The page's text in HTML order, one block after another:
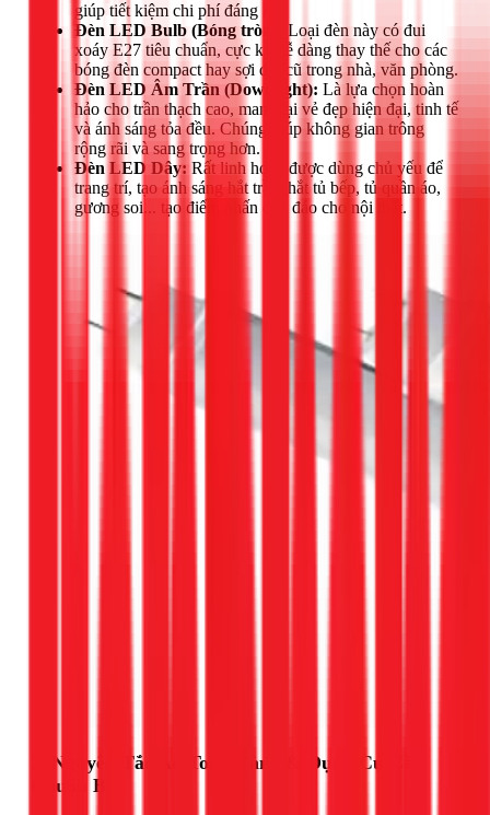
giúp tiết kiệm chi phí đáng kể.
Đèn LED Bulb (Bóng tròn):
Loại đèn này có đui
xoáy E27 tiêu chuẩn, cực kỳ dễ dàng thay thế cho các
bóng đèn compact hay sợi đốt cũ trong nhà, văn phòng.
Đèn LED Âm Trần (Downlight): Là lựa chọn hoàn
hảo cho trần thạch cao, mang lại vẻ đẹp hiện đại, tinh tế
và ánh sáng tỏa đều. Chúng giúp không gian trông
rộng rãi và sang trọng hơn.
Đèn LED Dây: Rất linh hoạt, được dùng chủ yếu để
trang trí, tạo ánh sáng hắt trần, hắt tủ bếp, tủ quần áo,
gương soi... tạo điểm nhấn độc đáo cho nội thất.
2. Nguyên Tắc An Toàn Vàng & Dụng Cụ Cần
Chuẩn Bị